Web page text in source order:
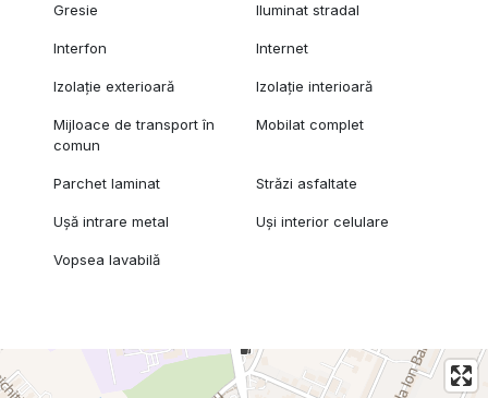
Gresie Iluminat stradal
Interfon Internet
Izolație exterioară Izolație interioară
Mijloace de transport în
comun
Mobilat complet
Parchet laminat Străzi asfaltate
Ușă intrare metal Uși interior celulare
Vopsea lavabilă